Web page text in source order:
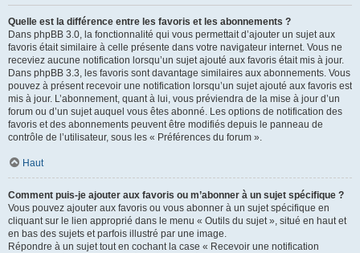
Quelle est la différence entre les favoris et les abonnements ?
Dans phpBB 3.0, la fonctionnalité qui vous permettait d’ajouter un sujet aux
favoris était similaire à celle présente dans votre navigateur internet. Vous ne
receviez aucune notification lorsqu’un sujet ajouté aux favoris était mis à jour.
Dans phpBB 3.3, les favoris sont davantage similaires aux abonnements. Vous
pouvez à présent recevoir une notification lorsqu’un sujet ajouté aux favoris est
mis à jour. L’abonnement, quant à lui, vous préviendra de la mise à jour d’un
forum ou d’un sujet auquel vous êtes abonné. Les options de notification des
favoris et des abonnements peuvent être modifiés depuis le panneau de
contrôle de l’utilisateur, sous les « Préférences du forum ».
Haut
Comment puis-je ajouter aux favoris ou m’abonner à un sujet spécifique ?
Vous pouvez ajouter aux favoris ou vous abonner à un sujet spécifique en
cliquant sur le lien approprié dans le menu « Outils du sujet », situé en haut et
en bas des sujets et parfois illustré par une image.
Répondre à un sujet tout en cochant la case « Recevoir une notification